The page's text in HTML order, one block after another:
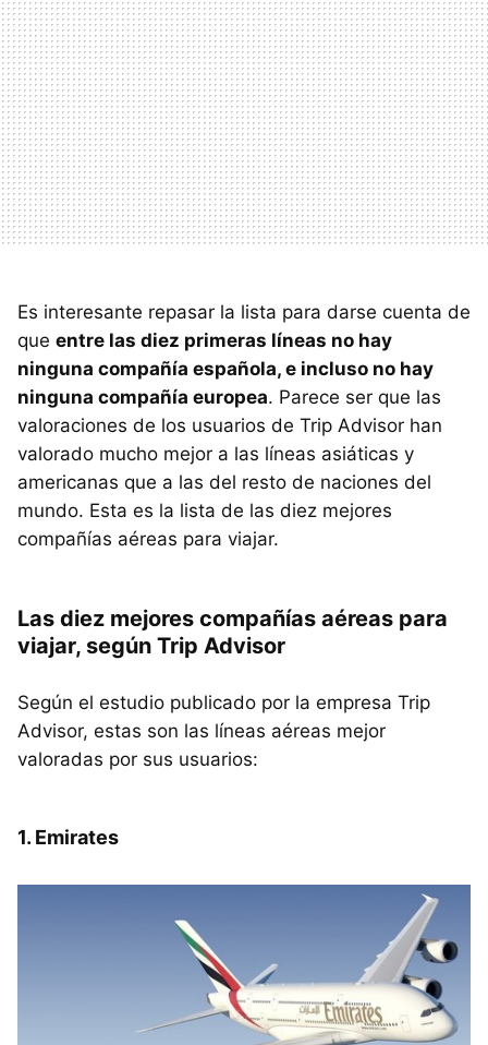
Es interesante repasar la lista para darse cuenta de
que entre las diez primeras líneas no hay
ninguna compañía española, e incluso no hay
ninguna compañía europea. Parece ser que las
valoraciones de los usuarios de Trip Advisor han
valorado mucho mejor a las líneas asiáticas y
americanas que a las del resto de naciones del
mundo. Esta es la lista de las diez mejores
compañías aéreas para viajar.
Las diez mejores compañías aéreas para
viajar, según Trip Advisor
Según el estudio publicado por la empresa Trip
Advisor, estas son las líneas aéreas mejor
valoradas por sus usuarios:
1. Emirates